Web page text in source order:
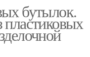
бутылок.
пластиковых